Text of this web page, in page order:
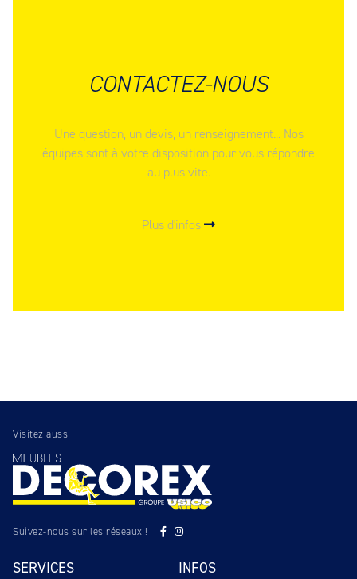
CONTACTEZ-NOUS
Une question, un devis, un renseignement... Nos
équipes sont à votre disposition pour vous répondre
au plus vite.
Plus d'infos
Visitez aussi
Suivez-nous sur les réseaux !
SERVICES INFOS